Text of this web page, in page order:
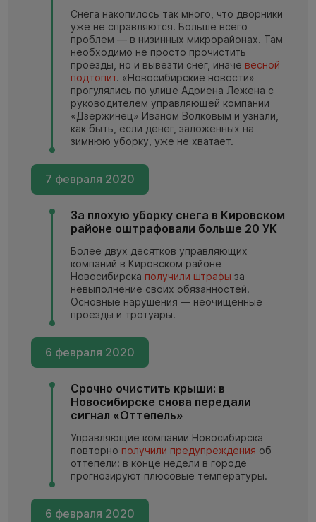
Снега накопилось так много, что дворники
уже не справляются. Больше всего
проблем — в низинных микрорайонах. Там
необходимо не просто прочистить
проезды, но и вывезти снег, иначе весной
подтопит. «Новосибирские новости»
прогулялись по улице Адриена Лежена с
руководителем управляющей компании
«Дзержинец» Иваном Волковым и узнали,
как быть, если денег, заложенных на
зимнюю уборку, уже не хватает.
7 февраля 2020
За плохую уборку снега в Кировском
районе оштрафовали больше 20 УК
Более двух десятков управляющих
компаний в Кировском районе
Новосибирска получили штрафы за
невыполнение своих обязанностей.
Основные нарушения — неочищенные
проезды и тротуары.
6 февраля 2020
Срочно очистить крыши: в
Новосибирске снова передали
сигнал «Оттепель»
Управляющие компании Новосибирска
повторно получили предупреждения об
оттепели: в конце недели в городе
прогнозируют плюсовые температуры.
6 февраля 2020